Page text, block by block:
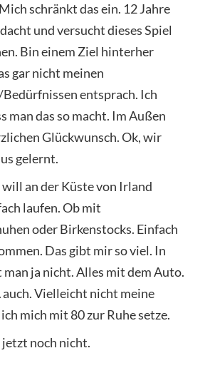
schränkt das ein. 12 Jahre
und versucht dieses Spiel
Bin einem Ziel hinterher
gar nicht meinen
entsprach. Ich
man das so macht. Im Außen
Glückwunsch. Ok, wir
gelernt.
will an der Küste von Irland
laufen. Ob mit
oder Birkenstocks. Einfach
Das gibt mir so viel. In
ja nicht. Alles mit dem Auto.
auch. Vielleicht nicht meine
mich mit 80 zur Ruhe setze.
noch nicht.